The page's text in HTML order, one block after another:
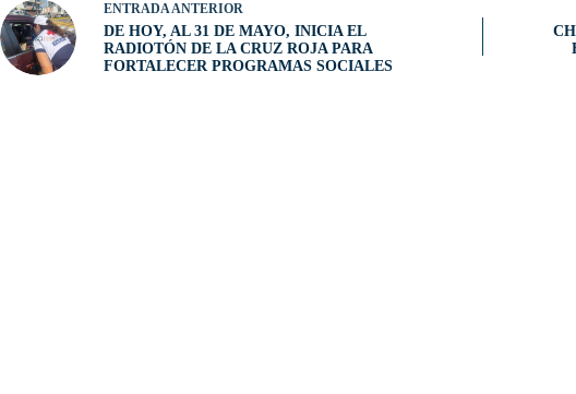
ENTRADAANTERIOR
DE HOY, AL 31 DE MAYO, INICIA EL
RADIOTÓN DE LA CRUZ ROJA PARA
FORTALECER PROGRAMAS SOCIALES